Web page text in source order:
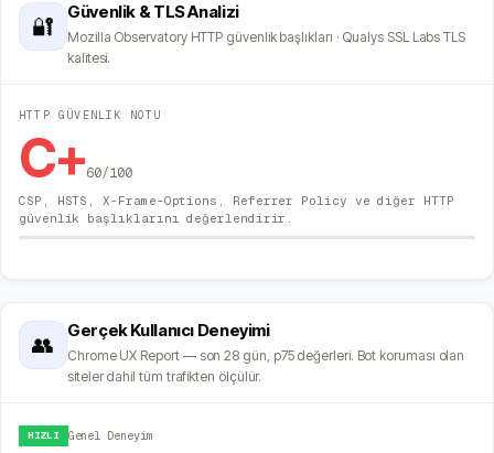
🔐
Güvenlik & TLS Analizi
Mozilla Observatory HTTP güvenlik başlıkları · Qualys SSL Labs TLS
kalitesi.
HTTP GÜVENLIK NOTU
C+60/100
CSP, HSTS, X-Frame-Options, Referrer Policy ve diğer HTTP
güvenlik başlıklarını değerlendirir.
👥
Gerçek Kullanıcı Deneyimi
Chrome UX Report — son 28 gün, p75 değerleri. Bot koruması olan
siteler dahil tüm trafikten ölçülür.
HIZLI Genel Deneyim